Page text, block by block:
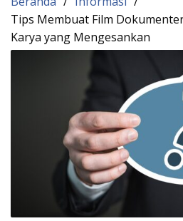
Tips Membuat Film
Karya yang Mengesankan